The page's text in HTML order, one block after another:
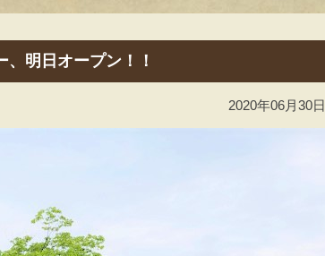
、明日オープン！！
2020年06月30日